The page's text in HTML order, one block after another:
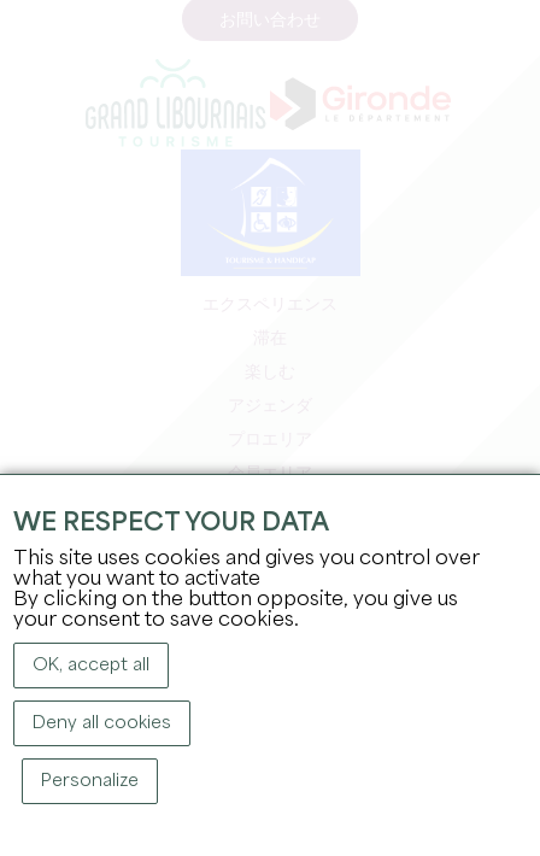
会員エリア
プレスエリア
法的情報
プライバシーポリシー
WE RESPECT YOUR DATA
This site uses cookies and gives you control over
what you want to activate
By clicking on the button opposite, you give us
your consent to save cookies.
OK, accept all
Deny all cookies
Personalize